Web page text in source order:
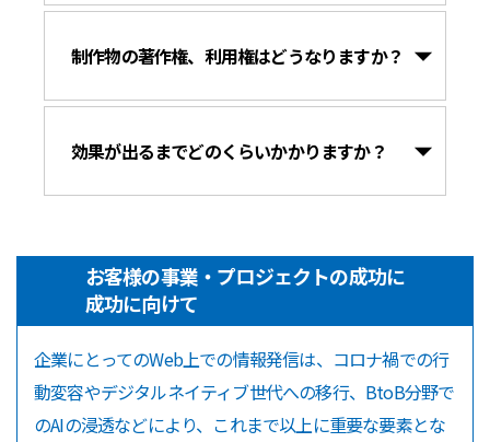
制作物の著作権、利用権はどうなりますか？
効果が出るまでどのくらいかかりますか？
お客様の事業・プロジェクトの成功に
成功に向けて
企業にとってのWeb上での情報発信は、コロナ禍での行
動変容やデジタルネイティブ世代への移行、BtoB分野で
のAIの浸透などにより、これまで以上に重要な要素とな